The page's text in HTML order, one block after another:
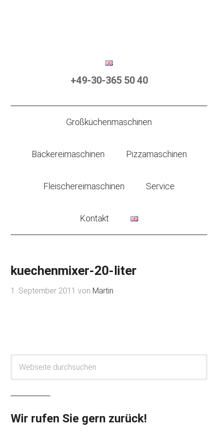
+49-30-365 50 40
Großküchenmaschinen
Bäckereimaschinen Pizzamaschinen
Fleischereimaschinen Service
Kontakt
kuechenmixer-20-liter
1. September 2011 von Martin
Wir rufen Sie gern zurück!